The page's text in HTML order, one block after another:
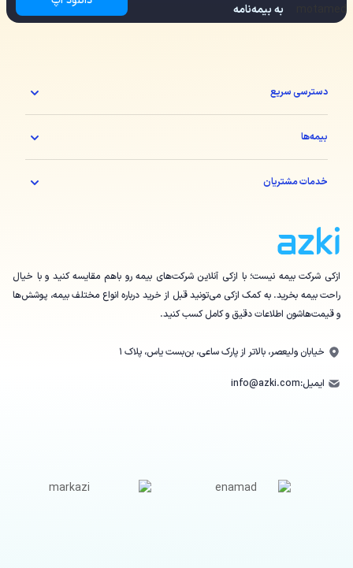
به بیمه‌نامه
ازکی شرکت بیمه نیست؛ با ازکی آنلاین شرکت‌های بیمه رو باهم مقایسه کنید و با خیال
راحت بیمه بخرید. به کمک ازکی می‌تونید قبل از خرید درباره انواع مختلف بیمه، پوشش‌ها
و قیمت‌هاشون اطلاعات دقیق و کامل کسب کنید.
خیابان ولیعصر، بالاتر از پارک ساعی، بن‌بست یاس، پلاک ۱
ایمیل:info@azki.com
دسترسی سریع
بیمه‌ها
خدمات مشتریان